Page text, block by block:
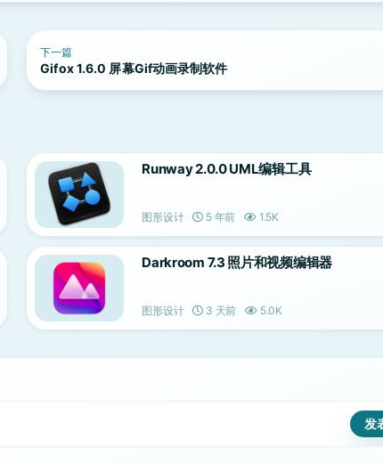
下一篇
Gifox 1.6.0 屏幕Gif动画录制软件
Runway 2.0.0 UML编辑工具
图形设计 5 年前 1.5K
Darkroom 7.3 照片和视频编辑器
图形设计 3 天前 5.0K